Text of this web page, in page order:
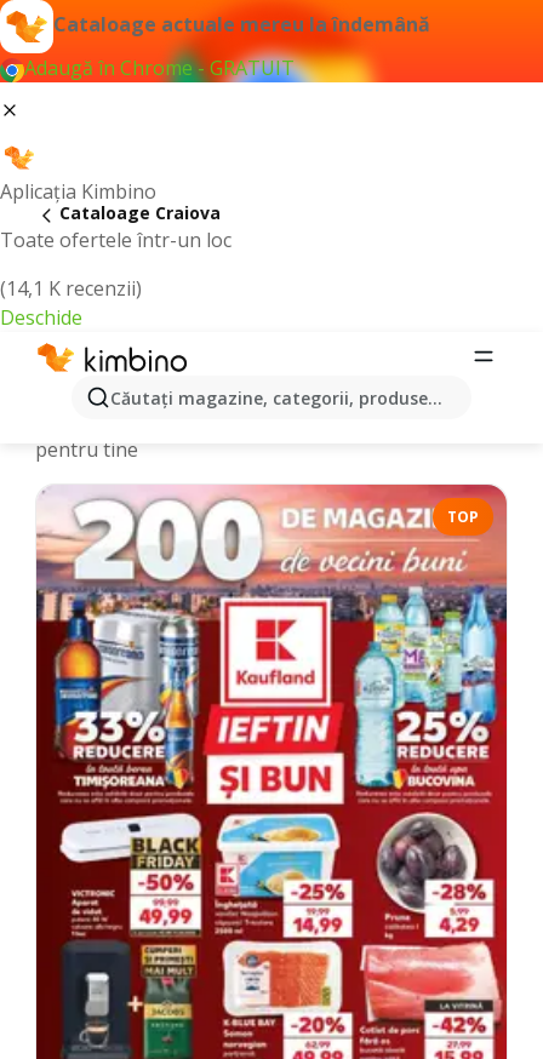
Cataloage actuale mereu la îndemână
Adaugă în Chrome - GRATUIT
Aplicația Kimbino
Toate ofertele într-un loc
(14,1 K recenzii)
Deschide
Căutaţi magazine, categorii, produse...
Cataloage Craiova
Cataloage și Oferte online - Craiova
pentru tine
TOP